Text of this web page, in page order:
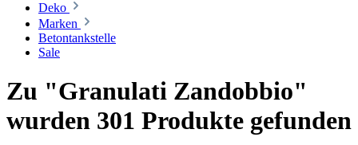
Deko
Marken
Betontankstelle
Sale
Zu "Granulati Zandobbio"
wurden 301 Produkte gefunden